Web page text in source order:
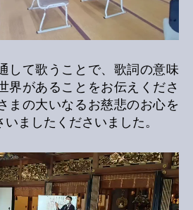
して歌うことで、歌詞の意味
界があることをお伝えくださ
まの大いなるお慈悲のお心を
ましたくださいました。